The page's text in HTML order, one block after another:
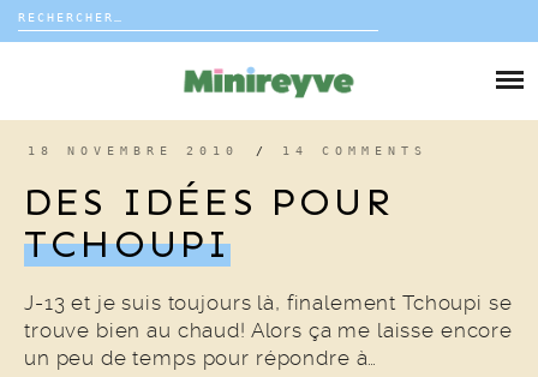
Rechercher :
DÉCO
COUP DE COEUR
18 NOVEMBRE 2010 / 14 COMMENTS
DES IDÉES POUR
TCHOUPI
J-13 et je suis toujours là, finalement Tchoupi se
trouve bien au chaud! Alors ça me laisse encore
un peu de temps pour répondre à…